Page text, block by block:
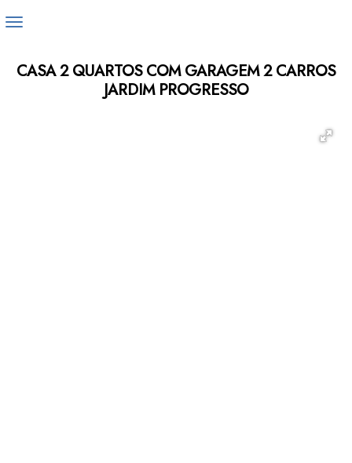
CASA 2 QUARTOS COM GARAGEM 2 CARROS
JARDIM PROGRESSO